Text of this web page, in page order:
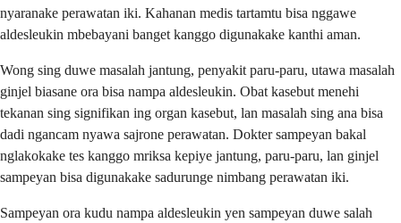
nyaranake perawatan iki. Kahanan medis tartamtu bisa nggawe
aldesleukin mbebayani banget kanggo digunakake kanthi aman.
Wong sing duwe masalah jantung, penyakit paru-paru, utawa masalah
ginjel biasane ora bisa nampa aldesleukin. Obat kasebut menehi
tekanan sing signifikan ing organ kasebut, lan masalah sing ana bisa
dadi ngancam nyawa sajrone perawatan. Dokter sampeyan bakal
nglakokake tes kanggo mriksa kepiye jantung, paru-paru, lan ginjel
sampeyan bisa digunakake sadurunge nimbang perawatan iki.
Sampeyan ora kudu nampa aldesleukin yen sampeyan duwe salah